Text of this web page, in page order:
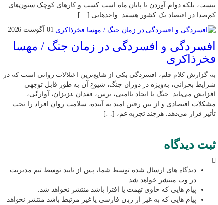
نیست، بلکه دوام آوردن تا پایان ماه است.کسب‌ و کارهای کوچک ستون‌های
کم‌صدا در اقتصاد یک کشور هستند. واحدهایی […]
01 آگوست 2026
افسردگی و افسردگی در زمان جنگ / مهسا
فخرذاکری
به گزارش کلام قلم، افسردگی یکی از شایع‌ترین اختلالات روانی است که در
شرایط بحرانی، به‌ویژه در دوران جنگ، شیوع آن به طور قابل توجهی
افزایش می‌یابد. جنگ با ایجاد ناامنی، ترس، فقدان عزیزان، آوارگی،
مشکلات اقتصادی و از بین رفتن امید به آینده، سلامت روان افراد را تحت
تأثیر قرار می‌دهد. هرچند تجربه غم، […]
ثبت دیدگاه
دیدگاه های ارسال شده توسط شما، پس از تایید توسط تیم مدیریت
در وب منتشر خواهد شد.
پیام هایی که حاوی تهمت یا افترا باشد منتشر نخواهد شد.
پیام هایی که به غیر از زبان فارسی یا غیر مرتبط باشد منتشر نخواهد